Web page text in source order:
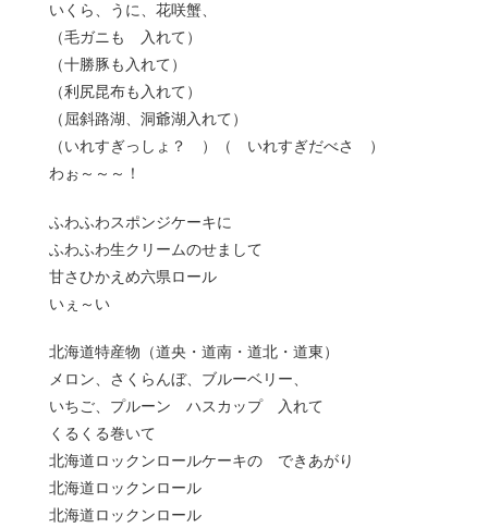
いくら、うに、花咲蟹、
（毛ガニも 入れて）
（十勝豚も入れて）
（利尻昆布も入れて）
（屈斜路湖、洞爺湖入れて）
（いれすぎっしょ？ ）（ いれすぎだべさ ）
わぉ～～～！
ふわふわスポンジケーキに
ふわふわ生クリームのせまして
甘さひかえめ六県ロール
いぇ～い
北海道特産物（道央・道南・道北・道東）
メロン、さくらんぼ、ブルーベリー、
いちご、プルーン ハスカップ 入れて
くるくる巻いて
北海道ロックンロールケーキの できあがり
北海道ロックンロール
北海道ロックンロール